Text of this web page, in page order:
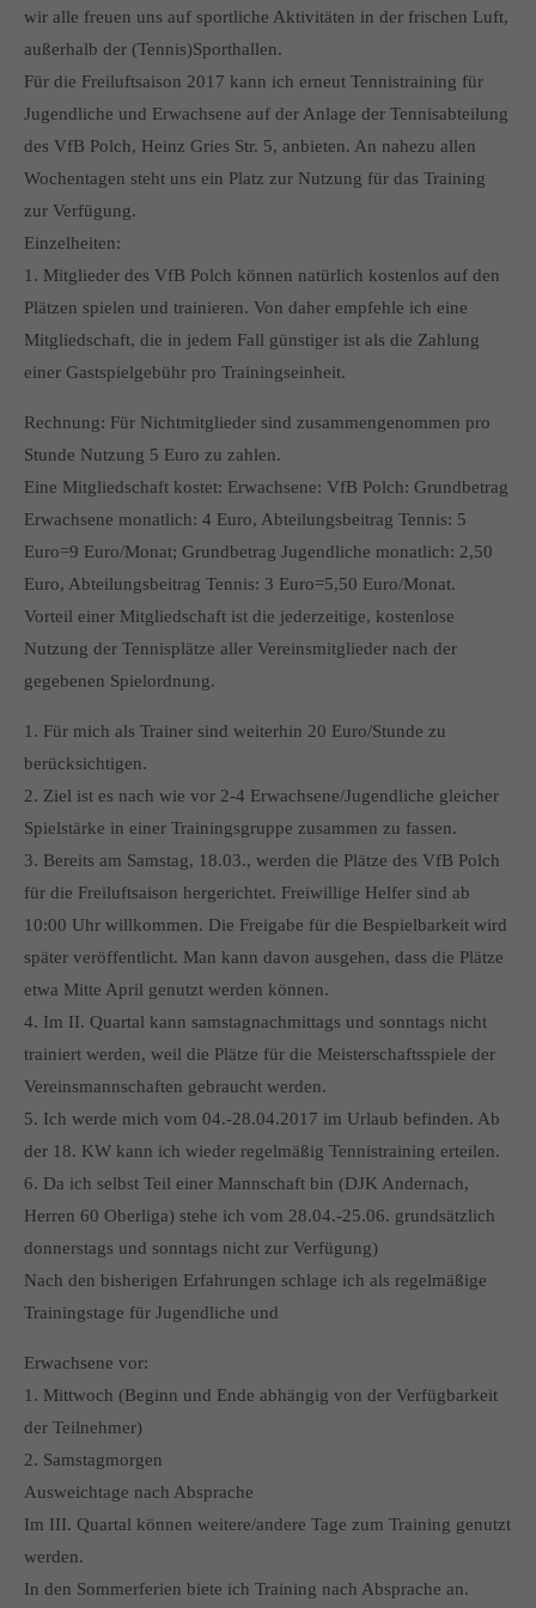
info@yourdomain.com
About us
Lorem ipsum dolor sit amet, consectetuer adipiscing elit.
sociis natoque penatibus et magnis dis parturient montes,
nascetur ridiculus mus. Donec quam felis, ultricies nec.
wir alle freuen uns auf sportliche Aktivitäten in der frischen Luft,
außerhalb der (Tennis)Sporthallen.
Für die Freiluftsaison 2017 kann ich erneut Tennistraining für
Jugendliche und Erwachsene auf der Anlage der Tennisabteilung
des VfB Polch, Heinz Gries Str. 5, anbieten. An nahezu allen
Wochentagen steht uns ein Platz zur Nutzung für das Training
zur Verfügung.
Einzelheiten:
1. Mitglieder des VfB Polch können natürlich kostenlos auf den
Plätzen spielen und trainieren. Von daher empfehle ich eine
Mitgliedschaft, die in jedem Fall günstiger ist als die Zahlung
einer Gastspielgebühr pro Trainingseinheit.
Rechnung: Für Nichtmitglieder sind zusammengenommen pro
Stunde Nutzung 5 Euro zu zahlen.
Eine Mitgliedschaft kostet: Erwachsene: VfB Polch: Grundbetrag
Erwachsene monatlich: 4 Euro, Abteilungsbeitrag Tennis: 5
Euro=9 Euro/Monat; Grundbetrag Jugendliche monatlich: 2,50
Euro, Abteilungsbeitrag Tennis: 3 Euro=5,50 Euro/Monat.
Vorteil einer Mitgliedschaft ist die jederzeitige, kostenlose
Nutzung der Tennisplätze aller Vereinsmitglieder nach der
gegebenen Spielordnung.
1. Für mich als Trainer sind weiterhin 20 Euro/Stunde zu
berücksichtigen.
2. Ziel ist es nach wie vor 2-4 Erwachsene/Jugendliche gleicher
Spielstärke in einer Trainingsgruppe zusammen zu fassen.
3. Bereits am Samstag, 18.03., werden die Plätze des VfB Polch
für die Freiluftsaison hergerichtet. Freiwillige Helfer sind ab
10:00 Uhr willkommen. Die Freigabe für die Bespielbarkeit wird
später veröffentlicht. Man kann davon ausgehen, dass die Plätze
etwa Mitte April genutzt werden können.
4. Im II. Quartal kann samstagnachmittags und sonntags nicht
trainiert werden, weil die Plätze für die Meisterschaftsspiele der
Vereinsmannschaften gebraucht werden.
5. Ich werde mich vom 04.-28.04.2017 im Urlaub befinden. Ab
der 18. KW kann ich wieder regelmäßig Tennistraining erteilen.
6. Da ich selbst Teil einer Mannschaft bin (DJK Andernach,
Herren 60 Oberliga) stehe ich vom 28.04.-25.06. grundsätzlich
donnerstags und sonntags nicht zur Verfügung)
Nach den bisherigen Erfahrungen schlage ich als regelmäßige
Trainingstage für Jugendliche und
Erwachsene vor:
1. Mittwoch (Beginn und Ende abhängig von der Verfügbarkeit
der Teilnehmer)
2. Samstagmorgen
Ausweichtage nach Absprache
Im III. Quartal können weitere/andere Tage zum Training genutzt
werden.
In den Sommerferien biete ich Training nach Absprache an.